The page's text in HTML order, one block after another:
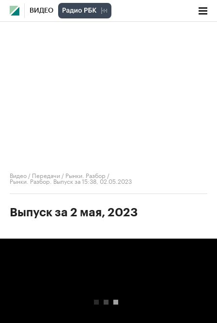
ВИДЕО
Видео / Передачи / Рынки. Разбор /
Рынки. Разбор. Выпуск за 15:38, 02.05.2023
Выпуск за 2 мая, 2023